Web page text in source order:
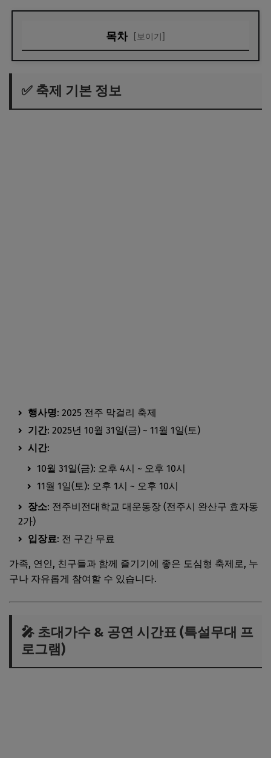
목차 [보이기]
🎤 초대가수 & 공연 시간표 (특설무대 프로그램)
🍶 주요 행사 및 체험존 소개
✅ 축제 기본 정보
행사명: 2025 전주 막걸리 축제
기간: 2025년 10월 31일(금) ~ 11월 1일(토)
시간:
10월 31일(금): 오후 4시 ~ 오후 10시
11월 1일(토): 오후 1시 ~ 오후 10시
장소: 전주비전대학교 대운동장 (전주시 완산구 효자동
2가)
입장료: 전 구간 무료
가족, 연인, 친구들과 함께 즐기기에 좋은 도심형 축제로, 누
구나 자유롭게 참여할 수 있습니다.
🎤 초대가수 & 공연 시간표 (특설무대 프
로그램)